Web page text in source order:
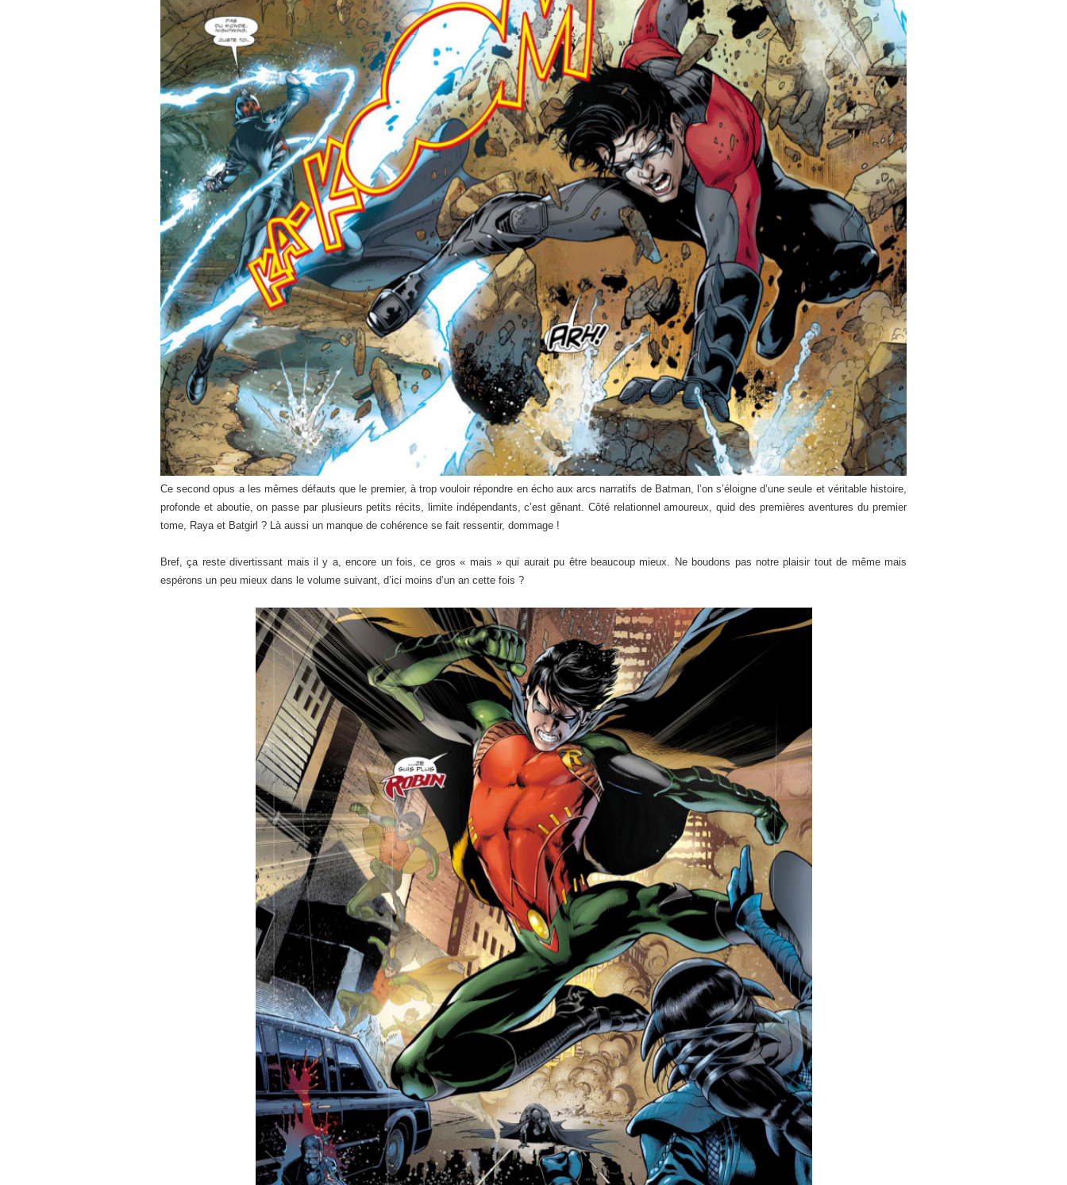
Ce second opus a les mêmes défauts que le premier, à trop vouloir répondre en écho aux arcs narratifs de Batman, l’on s’éloigne d’une seule et véritable histoire,
profonde et aboutie, on passe par plusieurs petits récits, limite indépendants, c’est gênant. Côté relationnel amoureux, quid des premières aventures du premier
tome, Raya et Batgirl ? Là aussi un manque de cohérence se fait ressentir, dommage !
Bref, ça reste divertissant mais il y a, encore un fois, ce gros « mais » qui aurait pu être beaucoup mieux. Ne boudons pas notre plaisir tout de même mais
espérons un peu mieux dans le volume suivant, d’ici moins d’un an cette fois ?